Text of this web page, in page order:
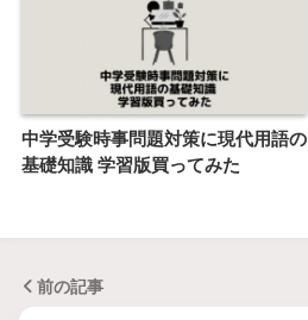
中学受験時事問題対策に現代用語の
基礎知識 学習版買ってみた
前の記事